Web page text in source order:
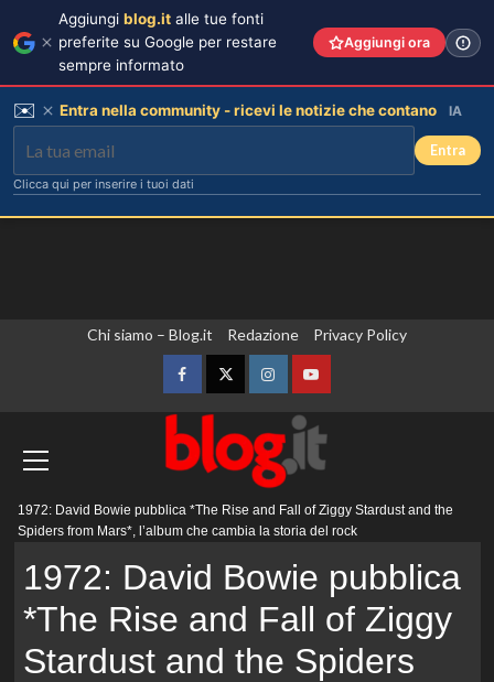
Chi siamo – Blog.it Redazione Privacy Policy
FacebookTwitterInstagramYouTube
principale
1972: David Bowie pubblica *The Rise and Fall of Ziggy Stardust and the
Spiders from Mars*, l’album che cambia la storia del rock
1972: David Bowie pubblica
*The Rise and Fall of Ziggy
Stardust and the Spiders
Aggiungi blog.it alle tue fonti
preferite su Google per restare
sempre informato
Aggiungi ora
✉️ Entra nella community - ricevi le notizie che contano IA
Entra
Clicca qui per inserire i tuoi dati